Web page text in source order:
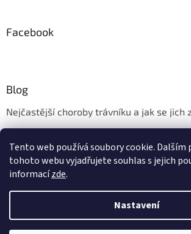
Tento web používá soubory cookie. Dalším
tohoto webu vyjadřujete souhlas s jejich
informacízde.
Nastavení
Facebook
Blog
Nejčastější choroby trávníku a jak se jich
Údržba trávníku v měsíci květnu
Vytvořil Shoptet